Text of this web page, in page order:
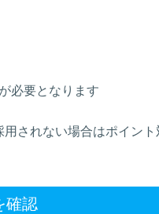
必要となります
されない場合はポイント
確認